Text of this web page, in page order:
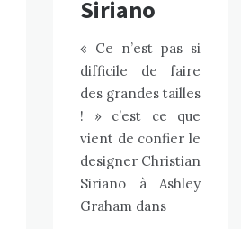
Siriano
« Ce n’est pas si
difficile de faire
des grandes tailles
! » c’est ce que
vient de confier le
designer Christian
Siriano à Ashley
Graham dans